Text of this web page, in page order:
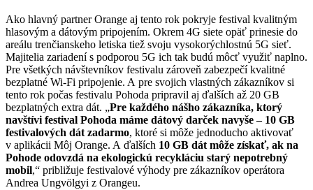
Ako hlavný partner Orange aj tento rok pokryje festival kvalitným
hlasovým a dátovým pripojením. Okrem 4G siete opäť prinesie do
areálu trenčianskeho letiska tiež svoju vysokorýchlostnú 5G sieť.
Majitelia zariadení s podporou 5G ich tak budú môcť využiť naplno.
Pre všetkých návštevníkov festivalu zároveň zabezpečí kvalitné
bezplatné Wi‑Fi pripojenie. A pre svojich vlastných zákazníkov si
tento rok počas festivalu Pohoda pripravil aj ďalších až 20 GB
bezplatných extra dát. „Pre každého nášho zákazníka, ktorý
navštívi festival Pohoda máme dátový darček navyše – 10 GB
festivalových dát zadarmo, ktoré si môže jednoducho aktivovať
v aplikácii Môj Orange. A ďalších 10 GB dát môže získať, ak na
Pohode odovzdá na ekologickú recykláciu starý nepotrebný
mobil,“ približuje festivalové výhody pre zákazníkov operátora
Andrea Ungvölgyi z Orangeu.